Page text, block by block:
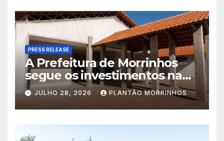
PRESS RELEASE
A Prefeitura de Morrinhos
segue os investimentos na
educação. A obra da Escola
Municipal Eudóxio de
Figueiredo avança em ritmo
acelerado e já ganha forma.
JULHO 28, 2026 PLANTÃO MORRINHOS